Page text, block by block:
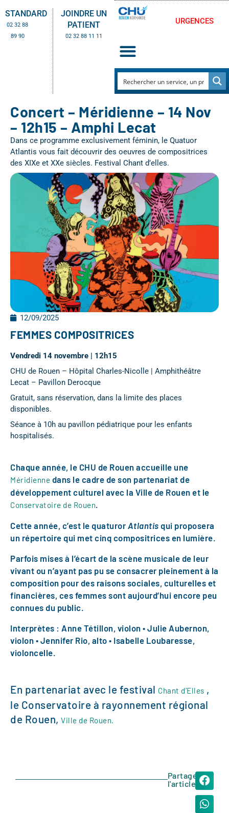
STANDARD
02 32 88
89 90
JOINDRE UN
PATIENT
02 32 88 11 11
URGENCES
Concert – Méridienne – 14 Nov
– 12h15 – Amphi Lecat
Dans ce programme exclusivement féminin, le Quatuor
Atlantis vous fait découvrir des oeuvres de compositrices
des XIXe et XXe siècles. Festival Chant d’elles.
12/09/2025
FEMMES COMPOSITRICES
Vendredi 14 novembre | 12h15
CHU de Rouen – Hôpital Charles-Nicolle | Amphithéâtre
Lecat – Pavillon Derocque
Gratuit, sans réservation, dans la limite des places
disponibles.
Séance à 10h au pavillon pédiatrique pour les enfants
hospitalisés.
Chaque année, le CHU de Rouen accueille une
Méridienne dans le cadre de son partenariat de
développement culturel avec la Ville de Rouen et le
Conservatoire de Rouen
Cette année, c’est le quaturor Atlantis qui proposera
un répertoire qui met cinq compositrices en lumière.
Parfois mises à l’écart de la scène musicale de leur
vivant ou n’ayant pas pu se consacrer pleinement à la
composition pour des raisons sociales, culturelles et
financières, ces femmes sont aujourd’hui encore peu
connues du public.
Interprètes : Anne Tétillon, violon • Julie Aubernon,
violon • Jennifer Rio, alto • Isabelle Loubaresse,
violoncelle.
En partenariat avec le festival Chant d’Elles ,
le Conservatoire à rayonnement régional
de Rouen, Ville de Rouen.
Partager
l'article